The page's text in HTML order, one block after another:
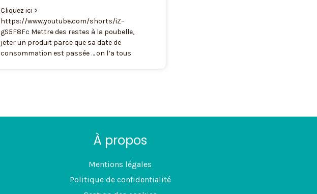
Cliquez ici >
https://www.youtube.com/shorts/iZ–
gS5F8Fc Mettre des restes à la poubelle,
jeter un produit parce que sa date de
consommation est passée … on l’a tous
À propos
Mentions légales
Politique de confidentialité